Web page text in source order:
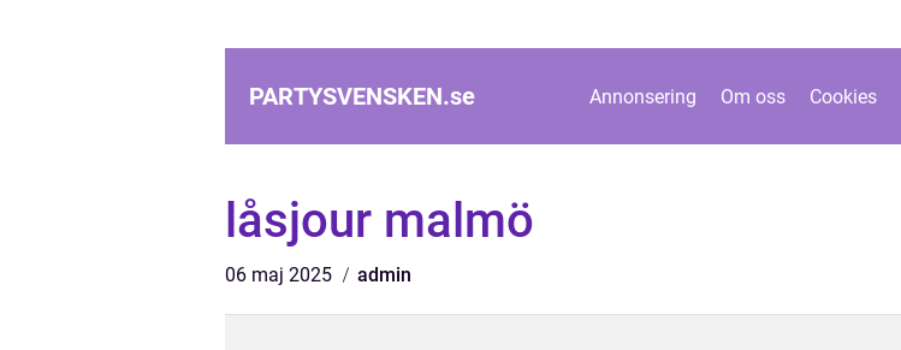
PARTYSVENSKEN.se Annonsering Om oss Cookies
låsjour malmö
06 maj 2025 admin